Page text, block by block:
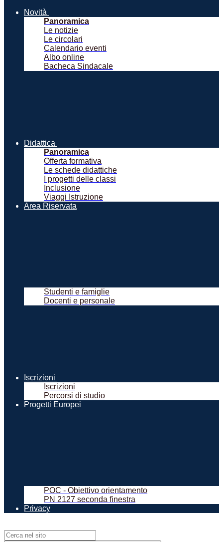
Novità
Panoramica
Le notizie
Le circolari
Calendario eventi
Albo online
Bacheca Sindacale
Didattica
Panoramica
Offerta formativa
Le schede didattiche
I progetti delle classi
Inclusione
Viaggi Istruzione
Area Riservata
Studenti e famiglie
Docenti e personale
Iscrizioni
Iscrizioni
Percorsi di studio
Progetti Europei
POC - Obiettivo orientamento
PN 2127 seconda finestra
Privacy